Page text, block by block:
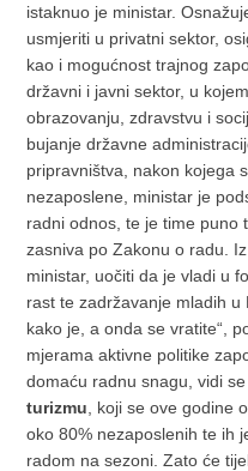
istaknuo je ministar.
usmjeriti u privatni sektor,
kao i mogućnost trajnog
državni i javni sektor, u
obrazovanju, zdravstvu i
bujanje državne
pripravništva, nakon kojega
nezaposlene, ministar je
radni odnos, te je time puno
zasniva po Zakonu o radu.
ministar, uočiti da je vladi u
rast te zadržavanje mladih u
kako je, a onda se vratite“,
mjerama aktivne politike
domaću radnu snagu, vidi
turizmu , koji se ove godine
oko 80% nezaposlenih te ih
radom na sezoni. Zato će